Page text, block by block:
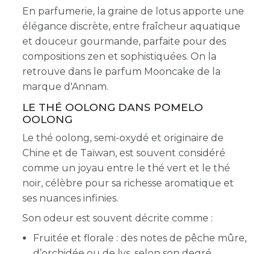
En parfumerie, la graine de lotus apporte une
élégance discrète, entre fraîcheur aquatique
et douceur gourmande, parfaite pour des
compositions zen et sophistiquées. On la
retrouve dans le parfum Mooncake de la
marque d'Annam.
LE THÉ OOLONG DANS POMELO
OOLONG
Le thé oolong, semi-oxydé et originaire de
Chine et de Taïwan, est souvent considéré
comme un joyau entre le thé vert et le thé
noir, célèbre pour sa richesse aromatique et
ses nuances infinies.
Son odeur est souvent décrite comme :
Fruitée et florale : des notes de pêche mûre,